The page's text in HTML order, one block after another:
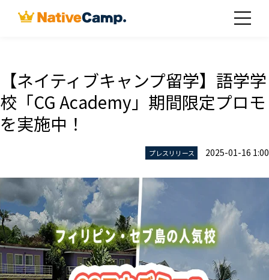
【ネイティブキャンプ留学】語学学
校「CG Academy」期間限定プロモ
を実施中！
プレスリリース 2025-01-16 1:00